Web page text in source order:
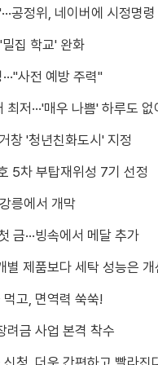
공정위, 네이버에 시정명
밀집 학교' 완화
사전 예방 주력"
저···'매우 나쁨' 하루도 없
창 '청년친화도시' 지정
5차 부탑재위성 7기 선정
릉에서 개막
금···빙속에서 메달 추가
별 제품보다 세탁 성능은 개
고, 면역력 쑥쑥!
금 사업 본격 착수